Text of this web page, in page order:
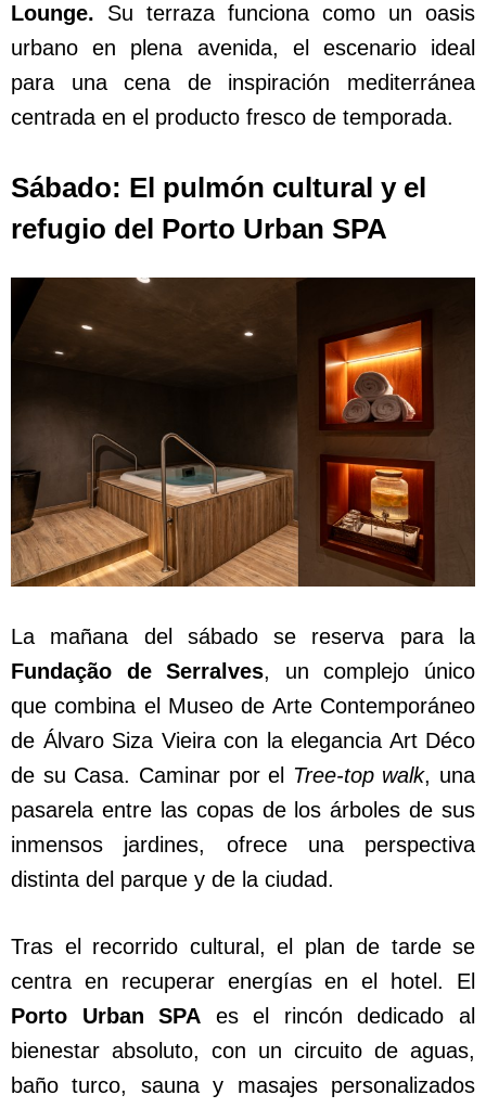
Lounge. Su terraza funciona como un oasis
urbano en plena avenida, el escenario ideal
para una cena de inspiración mediterránea
centrada en el producto fresco de temporada.
Sábado: El pulmón cultural y el
refugio del Porto Urban SPA
La mañana del sábado se reserva para la
Fundação de Serralves, un complejo único
que combina el Museo de Arte Contemporáneo
de Álvaro Siza Vieira con la elegancia Art Déco
de su Casa. Caminar por el Tree-top walk, una
pasarela entre las copas de los árboles de sus
inmensos jardines, ofrece una perspectiva
distinta del parque y de la ciudad.
Tras el recorrido cultural, el plan de tarde se
centra en recuperar energías en el hotel. El
Porto Urban SPA es el rincón dedicado al
bienestar absoluto, con un circuito de aguas,
baño turco, sauna y masajes personalizados